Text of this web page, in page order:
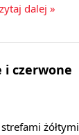
dalej »
i czerwone
żółtymi